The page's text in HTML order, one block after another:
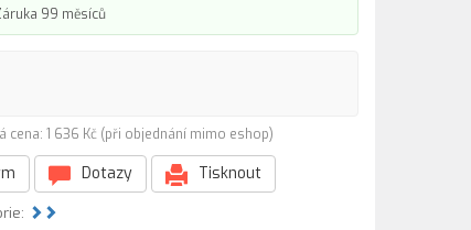
99 měsíců
cena: 1 636 Kč (při objednání mimo eshop)
Dotazy Tisknout